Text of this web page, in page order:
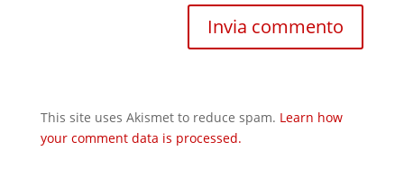
This site uses Akismet to reduce spam. Learn how
your comment data is processed.